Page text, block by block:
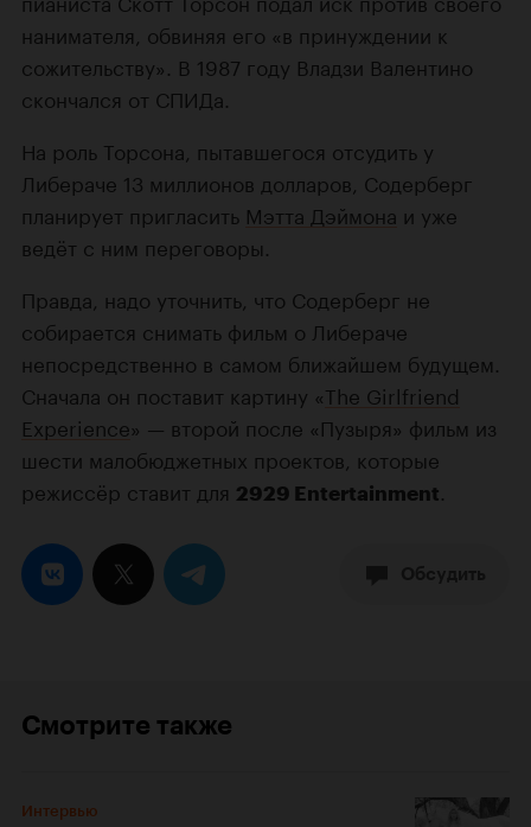
нанимателя, обвиняя его «в принуждении к
сожительству». В 1987 году Владзи Валентино
скончался от СПИДа.
На роль Торсона, пытавшегося отсудить у
Либераче 13 миллионов долларов, Содерберг
планирует пригласить Мэтта Дэймона и уже
ведёт с ним переговоры.
Правда, надо уточнить, что Содерберг не
собирается снимать фильм о Либераче
непосредственно в самом ближайшем будущем.
Сначала он поставит картину «The Girlfriend
Experience» — второй после «Пузыря» фильм из
шести малобюджетных проектов, которые
режиссёр ставит для 2929 Entertainment
Смотрите также
Интервью